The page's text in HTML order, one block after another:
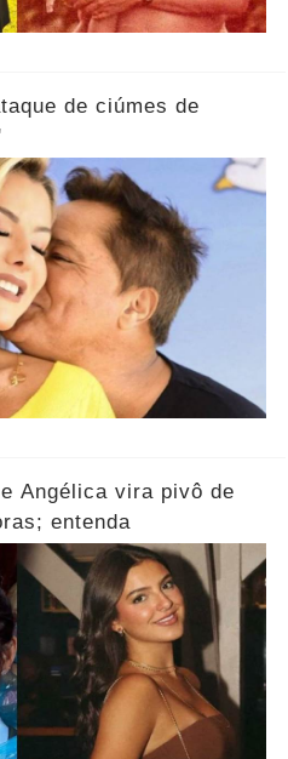
de ciúmes de
Angélica vira pivô de
entenda